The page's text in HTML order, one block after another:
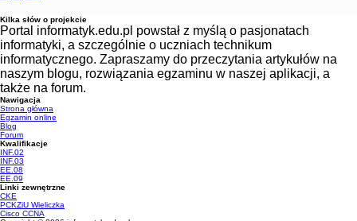
Kilka słów o projekcie
Portal informatyk.edu.pl powstał z myślą o pasjonatach
informatyki, a szczególnie o uczniach technikum
informatycznego. Zapraszamy do przeczytania artykułów na
naszym blogu, rozwiązania egzaminu w naszej aplikacji, a
także na forum.
Nawigacja
Strona główna
Egzamin online
Blog
Forum
Kwalifikacje
INF.02
INF.03
EE.08
EE.09
Linki zewnętrzne
CKE
PCKZiU Wieliczka
Cisco CCNA